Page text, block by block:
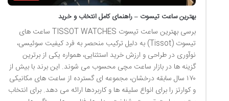
بهترین ساعت تیسوت – راهنمای کامل انتخاب و خرید
برسی بهترین ساعت تیسوت TISSOT WATCHES ساعت های
تیسوت (Tissot) به دلیل ترکیب منحصر به فرد کیفیت سوئیسی،
نوآوری در طراحی و ارزش خرید استثنایی، همواره یکی از برترین
گزینه ها در بازار ساعت مچی محسوب می شوند. این برند با بیش از
۱۷۰ سال سابقه درخشان، مجموعه ای گسترده از ساعت های مکانیکی
و کوارتز را برای انواع سلیقه ها و کاربردها ارائه می دهد. برای انتخاب